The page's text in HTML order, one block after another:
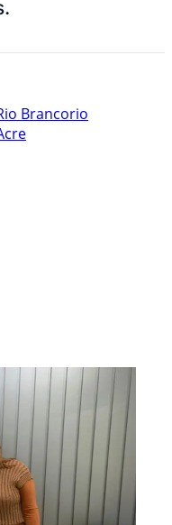
Brancorio